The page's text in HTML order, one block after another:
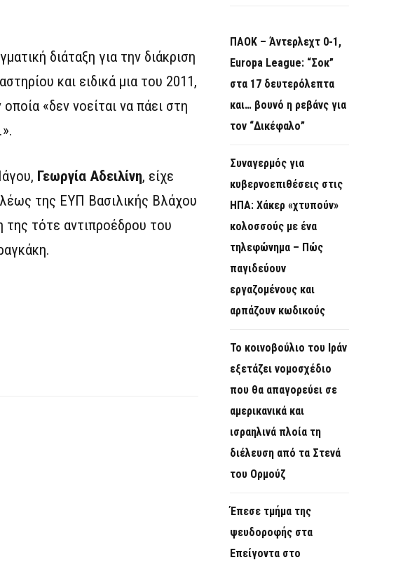
διάταξη για την διάκριση
και ειδικά μια του 2011,
«δεν νοείται να πάει στη
Γεωργία Αδειλίνη, είχε
της ΕΥΠ Βασιλικής Βλάχου
της τότε αντιπροέδρου του
ΠΑΟΚ – Άντερλεχτ 0-1,
Europa League: “Σοκ”
στα 17 δευτερόλεπτα
και… βουνό η ρεβάνς για
τον “Δικέφαλο”
Συναγερμός για
κυβερνοεπιθέσεις στις
ΗΠΑ: Χάκερ «χτυπούν»
κολοσσούς με ένα
τηλεφώνημα – Πώς
παγιδεύουν
εργαζομένους και
αρπάζουν κωδικούς
Το κοινοβούλιο του Ιράν
εξετάζει νομοσχέδιο
που θα απαγορεύει σε
αμερικανικά και
ισραηλινά πλοία τη
διέλευση από τα Στενά
του Ορμούζ
Έπεσε τμήμα της
ψευδοροφής στα
Επείγοντα στο